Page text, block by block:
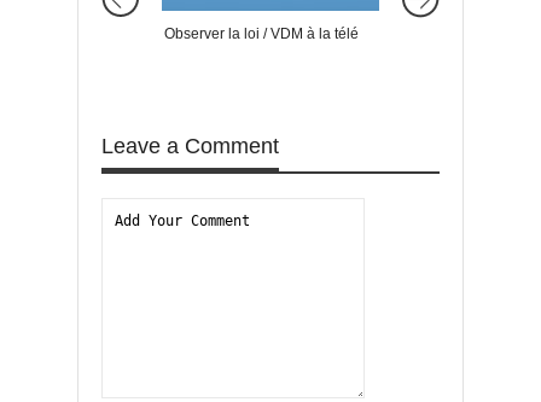
Observer la loi / VDM à la télé
Leave a Comment